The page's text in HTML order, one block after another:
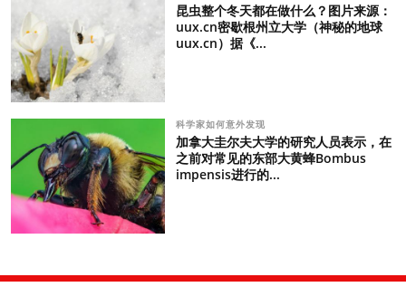
昆虫整个冬天都在做什么？图片来源：
uux.cn密歇根州立大学（神秘的地球
uux.cn）据《...
科学家如何意外发现
加拿大圭尔夫大学的研究人员表示，在
之前对常见的东部大黄蜂Bombus
impensis进行的...